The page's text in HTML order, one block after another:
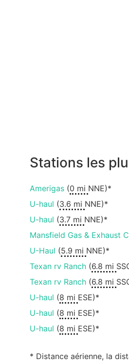
Stations les
Amerigas(0 mi NNE)*
U-haul (3.6 mi NNE)*
U-haul (3.7 mi NNE)*
Mansfield Gas & Exhaust
U-Haul (5.9 mi NNE)*
Texan rv Ranch(6.8 mi
Texan rv Ranch(6.8 mi
U-haul (8 mi ESE)*
U-haul (8 mi ESE)*
U-haul (8 mi ESE)*
* Distance aérienne, la